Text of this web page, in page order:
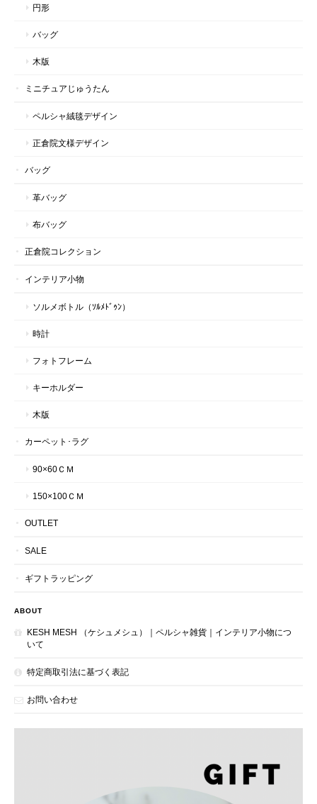
円形
バッグ
木版
ミニチュアじゅうたん
ペルシャ絨毯デザイン
正倉院文様デザイン
バッグ
革バッグ
布バッグ
正倉院コレクション
インテリア小物
ソルメボトル（ｿﾙﾒﾄﾞｩﾝ）
時計
フォトフレーム
キーホルダー
木版
カーペット･ラグ
90×60ＣＭ
150×100ＣＭ
OUTLET
SALE
ギフトラッピング
ABOUT
KESH MESH （ケシュメシュ）｜ペルシャ雑貨｜インテリア小物につ
いて
特定商取引法に基づく表記
お問い合わせ